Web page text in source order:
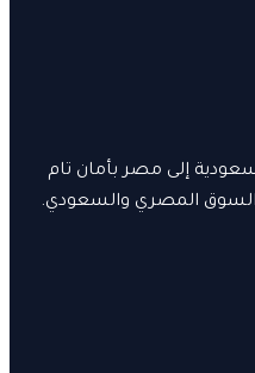
إلى مصر بأمان تام
السوق المصري والسعودي.